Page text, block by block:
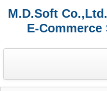
M.D.Soft
E-